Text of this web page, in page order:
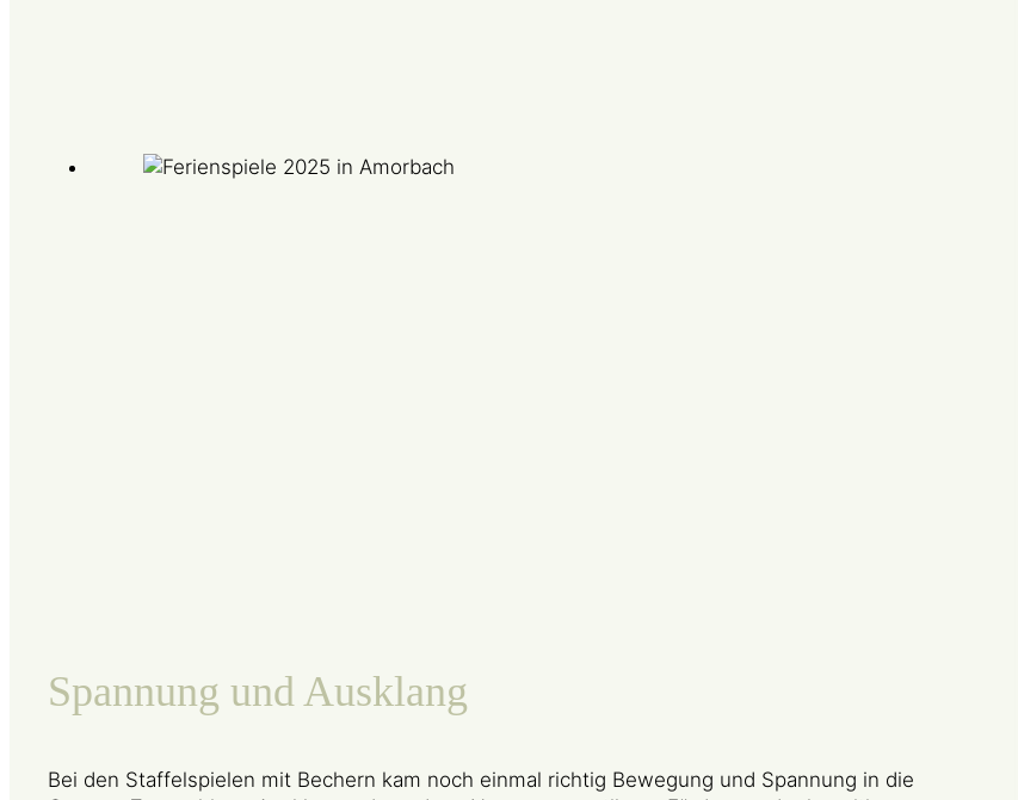
Spannung und Ausklang
Bei den Staffelspielen mit Bechern kam noch einmal richtig Bewegung und Spannung in die